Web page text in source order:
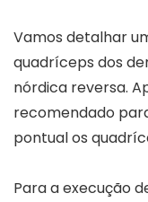
Vamos detalhar
quadríceps dos
nórdica reversa.
recomendado
pontual os
Para a execução